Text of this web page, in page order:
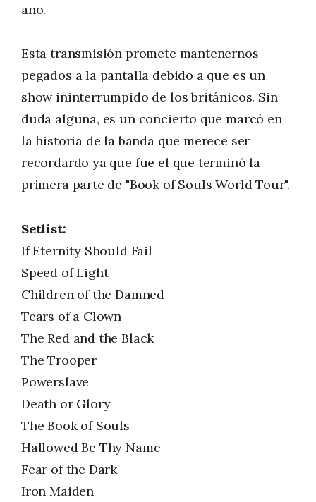
año.
Esta transmisión promete mantenernos
pegados a la pantalla debido a que es un
show ininterrumpido de los británicos. Sin
duda alguna, es un concierto que marcó en
la historia de la banda que merece ser
recordardo ya que fue el que terminó la
primera parte de "Book of Souls World Tour".
Setlist:
If Eternity Should Fail
Speed of Light
Children of the Damned
Tears of a Clown
The Red and the Black
The Trooper
Powerslave
Death or Glory
The Book of Souls
Hallowed Be Thy Name
Fear of the Dark
Iron Maiden